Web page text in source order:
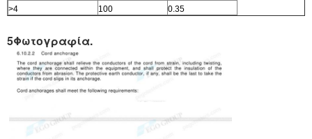
>4
100 0.35
5Φωτογραφία.